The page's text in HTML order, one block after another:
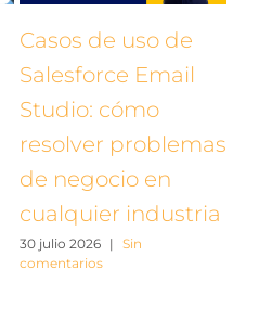
Casos de uso de
Salesforce Email
Studio: cómo
resolver problemas
de negocio en
cualquier industria
30 julio 2026 | Sin
comentarios